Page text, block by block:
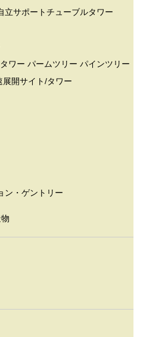
立サポートチューブルタワー
ワー パームツリー パインツリー コ
開サイト/タワー
ン・ゲントリー